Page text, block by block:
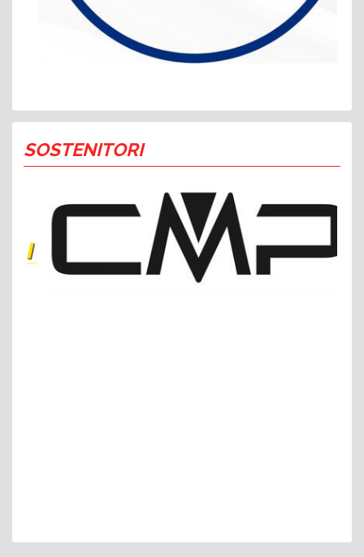
SOSTENITORI